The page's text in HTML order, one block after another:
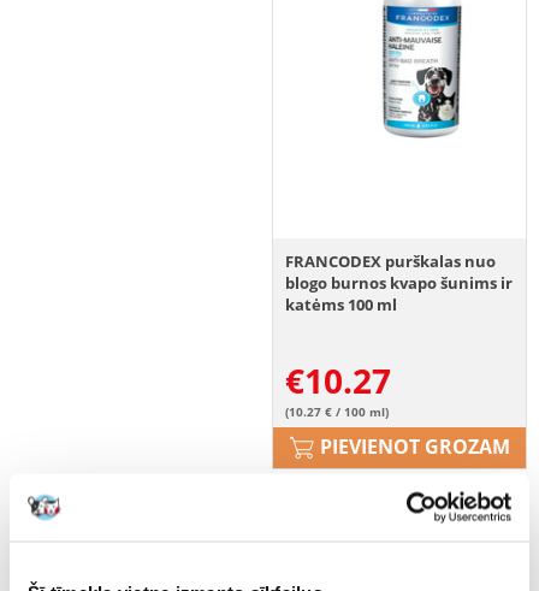
FRANCODEX purškalas nuo
blogo burnos kvapo šunims ir
katėms 100 ml
€10.27
(10.27 € / 100 ml)
PIEVIENOT GROZAM